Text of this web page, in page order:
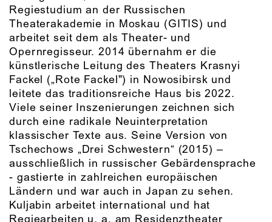
Regiestudium an der Russischen
Theaterakademie in Moskau (GITIS) und
arbeitet seit dem als Theater- und
Opernregisseur. 2014 übernahm er die
künstlerische Leitung des Theaters Krasnyi
Fackel („Rote Fackel") in Nowosibirsk und
leitete das traditionsreiche Haus bis 2022.
Viele seiner Inszenierungen zeichnen sich
durch eine radikale Neuinterpretation
klassischer Texte aus. Seine Version von
Tschechows „Drei Schwestern“ (2015) –
ausschließlich in russischer Gebärdensprache
- gastierte in zahlreichen europäischen
Ländern und war auch in Japan zu sehen.
Kuljabin arbeitet international und hat
Regiearbeiten u. a. am Residenztheater